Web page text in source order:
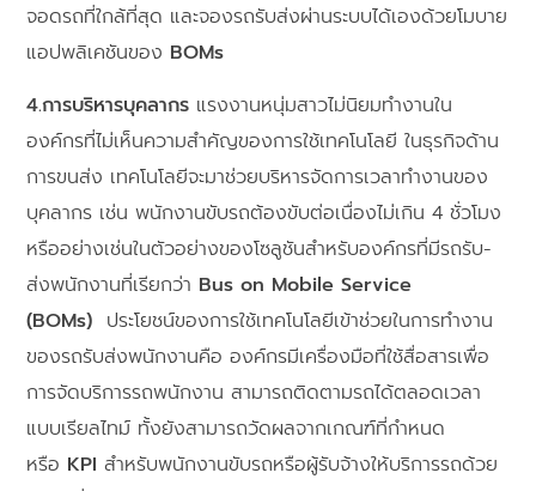
จอดรถที่ใกล้ที่สุด และจองรถรับส่งผ่านระบบได้เองด้วยโมบาย
แอปพลิเคชันของ BOMs
4.การบริหารบุคลากร แรงงานหนุ่มสาวไม่นิยมทำงานใน
องค์กรที่ไม่เห็นความสำคัญของการใช้เทคโนโลยี ในธุรกิจด้าน
การขนส่ง เทคโนโลยีจะมาช่วยบริหารจัดการเวลาทำงานของ
บุคลากร เช่น พนักงานขับรถต้องขับต่อเนื่องไม่เกิน 4 ชั่วโมง
หรืออย่างเช่นในตัวอย่างของโซลูชันสำหรับองค์กรที่มีรถรับ-
ส่งพนักงานที่เรียกว่า Bus on Mobile Service
(BOMs) ประโยชน์ของการใช้เทคโนโลยีเข้าช่วยในการทำงาน
ของรถรับส่งพนักงานคือ องค์กรมีเครื่องมือที่ใช้สื่อสารเพื่อ
การจัดบริการรถพนักงาน สามารถติดตามรถได้ตลอดเวลา
แบบเรียลไทม์ ทั้งยังสามารถวัดผลจากเกณฑ์ที่กำหนด
หรือ KPIสำหรับพนักงานขับรถหรือผู้รับจ้างให้บริการรถด้วย